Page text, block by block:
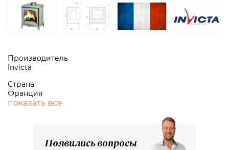
Производитель
Invicta
Страна
Франция
показать все
Появились вопросы